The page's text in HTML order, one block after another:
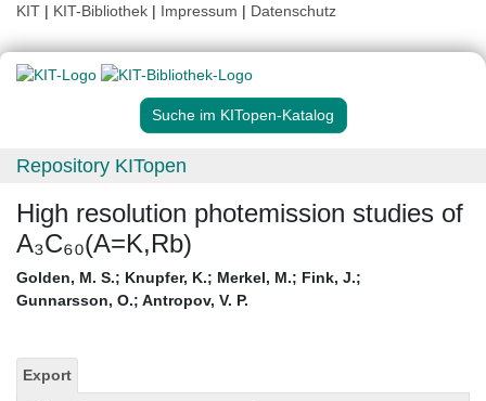
KIT | KIT-Bibliothek | Impressum | Datenschutz
Suche im KITopen-Katalog
Repository KITopen
High resolution photemission studies of
A₃C₆₀(A=K,Rb)
Golden, M. S.; Knupfer, K.; Merkel, M.; Fink, J.;
Gunnarsson, O.; Antropov, V. P.
Export